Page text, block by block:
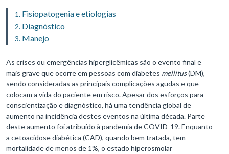
Fisiopatogenia e etiologias
Diagnóstico
Manejo
As crises ou emergências hiperglicêmicas são o evento final e
mais grave que ocorre em pessoas com diabetes mellitus(DM),
sendo consideradas as principais complicações agudas e que
colocam a vida do paciente em risco. Apesar dos esforços para
conscientização e diagnóstico, há uma tendência global de
aumento na incidência destes eventos na última década. Parte
deste aumento foi atribuído à pandemia de COVID-19. Enquanto
a cetoacidose diabética (CAD), quando bem tratada, tem
mortalidade de menos de 1%, o estado hiperosmolar